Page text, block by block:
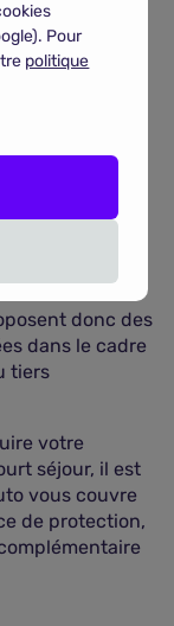
auto
Elle
civile,
à des
souvent
en cas de
donc des
dans le cadre
tiers
votre
séjour, il est
vous couvre
de protection,
Pour
politique